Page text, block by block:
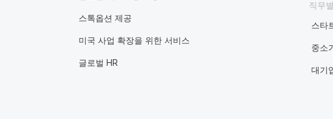
스톡옵션 제공
미국 사업 확장을 위한 서비스
글로벌 HR
직무별
스타
중소
대기